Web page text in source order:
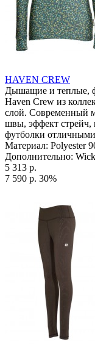
HAVEN CREW
Дышащие и теплые,
Haven Crew из
слой. Современный
швы, эффект стрейч,
футболки
Материал: Polyester
Дополнительно:
5 313 р.
7 590 р. 30%